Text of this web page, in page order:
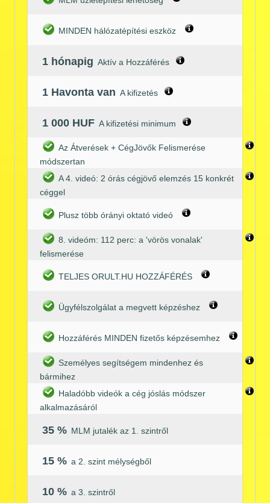
MINDEN hálózatépítési eszköz
1 hónapig Aktív a Hozzáférés
1 Havonta van A kifizetés
1 000 HUF A kifizetési minimum
Az Átverések + CégJövők Felismerése
módszertan
A 4. videó: 2 órás cégjövő elemzés 15 konkrét
céggel
Plusz több órányi oktató videó
8. videóm: 112 perc: a 'vörös vonalak'
felismerése
TELJES ORULT.HU HOZZÁFÉRÉS
Ügyfélszolgálat a megvett képzéshez
Hozzáférés MINDEN fizetős képzésemhez
Személyes segítségem mindenhez és
bármihez
Haladóbb videók a cég jóslás módszer
alkalmazásáról
35 % MLM jutalék az 1. szintről
15 % a 2. szint mélységből
10 % a 3. szintről